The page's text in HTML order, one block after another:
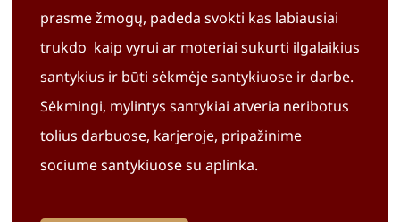
prasme žmogų, padeda svokti kas labiausiai
trukdo kaip vyrui ar moteriai sukurti ilgalaikius
santykius ir būti sėkmėje santykiuose ir darbe.
Sėkmingi, mylintys santykiai atveria neribotus
tolius darbuose, karjeroje, pripažinime
sociume santykiuose su aplinka.